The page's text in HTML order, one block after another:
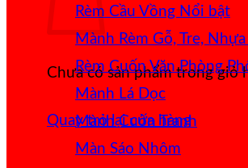
Chưa có sản phẩm trong giỏ
Quay trở lại cửa hàng
Rèm Cầu Vồng
Mành Rèm Gỗ, Tre, Nhựa
Rèm Cuốn Văn Phòng
Mành Lá Dọc
Mành Cuốn Tranh
Màn Sáo Nhôm